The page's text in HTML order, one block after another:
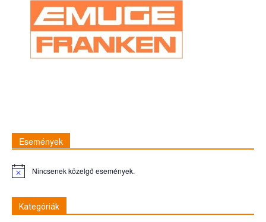
Események
Figyelmeztetés
Nincsenek közelgő események.
Kategóriák